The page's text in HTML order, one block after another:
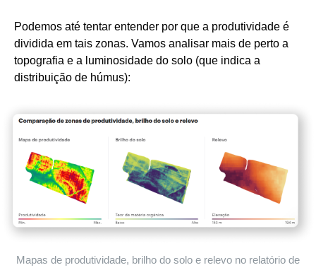
Podemos até tentar entender por que a produtividade é
dividida em tais zonas. Vamos analisar mais de perto a
topografia e a luminosidade do solo (que indica a
distribuição de húmus):
Mapas de produtividade, brilho do solo e relevo no relatório de